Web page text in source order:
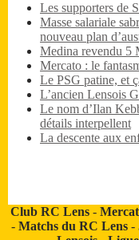
Les supporters de
Masse salariale
nouveau plan
Medina revendu 5
Mercato : le
Le PSG patine, et
L’ancien Lensois
Le nom d’Ilan
détails interpellent
La descente aux
Club RC Lens -
- Matchs du RC Lens-